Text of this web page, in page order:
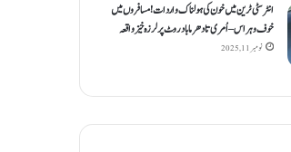
انٹر سٹی ٹرین میں خون کی ہولناک واردات! مسافروں میں
خوف و ہراس – اُمری تا دھرما باد روٹ پر لرزہ خیز واقعہ
نومبر 11, 2025